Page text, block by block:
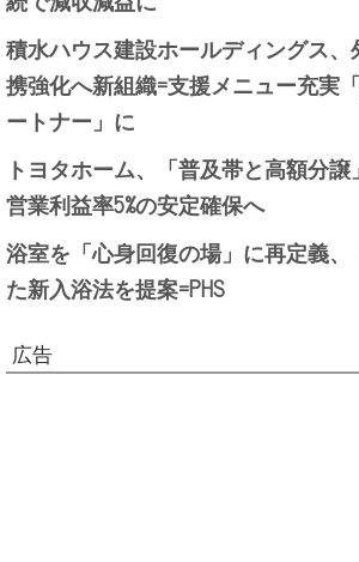
積水ハウス建設ホールディングス
携強化へ新組織=支援メニュー充実
ートナー」に
トヨタホーム、「普及帯と高額分
営業利益率5%の安定確保へ
浴室を「心身回復の場」に再定義
た新入浴法を提案=PHS
広告